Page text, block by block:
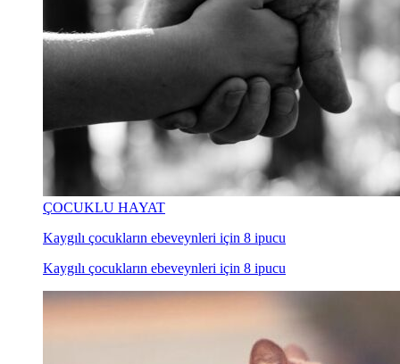
ÇOCUKLU HAYAT
Kaygılı çocukların ebeveynleri için 8 ipucu
Kaygılı çocukların ebeveynleri için 8 ipucu